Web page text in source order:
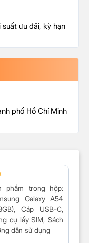
suất ưu đãi, kỳ hạn
phố Hồ Chí Minh
phẩm trong hộp:
Galaxy A54
Cáp USB-C,
cụ lấy SIM, Sách
dẫn sử dụng